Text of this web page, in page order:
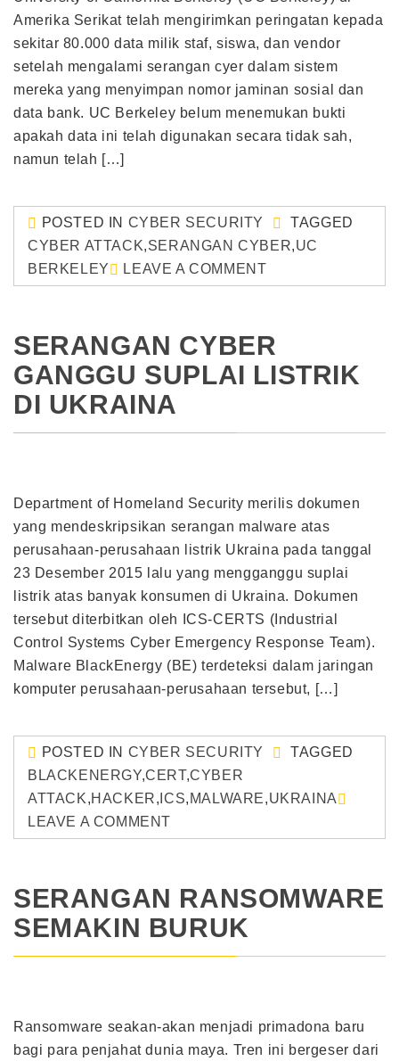
Amerika Serikat telah mengirimkan peringatan kepada
sekitar 80.000 data milik staf, siswa, dan vendor
setelah mengalami serangan cyer dalam sistem
mereka yang menyimpan nomor jaminan sosial dan
data bank. UC Berkeley belum menemukan bukti
apakah data ini telah digunakan secara tidak sah,
namun telah […]
POSTED IN CYBER SECURITY
TAGGED
CYBER ATTACK,SERANGAN CYBER,UC
BERKELEY
LEAVE A COMMENT
SERANGAN CYBER
GANGGU SUPLAI LISTRIK
DI UKRAINA
Department of Homeland Security merilis dokumen
yang mendeskripsikan serangan malware atas
perusahaan-perusahaan listrik Ukraina pada tanggal
23 Desember 2015 lalu yang mengganggu suplai
listrik atas banyak konsumen di Ukraina. Dokumen
tersebut diterbitkan oleh ICS-CERTS (Industrial
Control Systems Cyber Emergency Response Team).
Malware BlackEnergy (BE) terdeteksi dalam jaringan
komputer perusahaan-perusahaan tersebut, […]
POSTED IN CYBER SECURITY
TAGGED
BLACKENERGY,CERT,CYBER
ATTACK,HACKER, ICS, MALWARE,UKRAINA
LEAVE A COMMENT
SERANGAN RANSOMWARE
SEMAKIN BURUK
Ransomware seakan-akan menjadi primadona baru
bagi para penjahat dunia maya. Tren ini bergeser dari